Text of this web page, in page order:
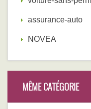
assurance-auto
NOVEA
MÊME CATÉGORIE